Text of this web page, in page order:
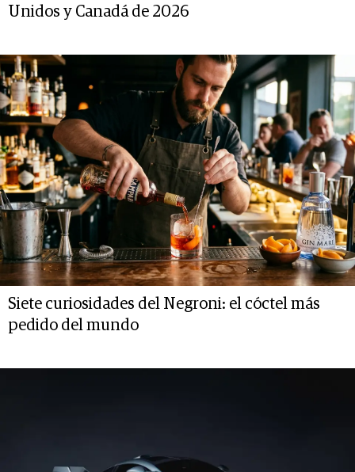
Unidos y Canadá de 2026
Siete curiosidades del Negroni: el cóctel más
pedido del mundo